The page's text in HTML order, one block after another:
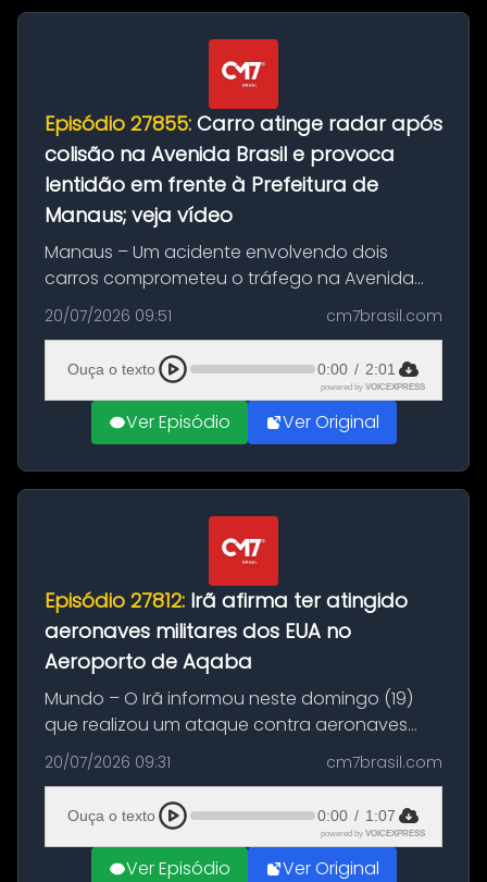
Episódio 27855: Carro atinge radar após
colisão na Avenida Brasil e provoca
lentidão em frente à Prefeitura de
Manaus; veja vídeo
Manaus – Um acidente envolvendo dois
carros comprometeu o tráfego na Avenida
Brasil durante a manhã desta segunda-feira
(20), em frente ao complexo da Prefeitura de
Manaus, na Zona Oeste. A batida ter...
20/07/2026 09:51 cm7brasil.com
Ouça o texto 0:00 / 2:01
powered by VOICEXPRESS
Ver Episódio Ver Original
Episódio 27812: Irã afirma ter atingido
aeronaves militares dos EUA no
Aeroporto de Aqaba
Mundo – O Irã informou neste domingo (19)
que realizou um ataque contra aeronaves
militares dos Estados Unidos estacionadas no
Aeroporto de Aqaba, na Jordânia, durante a
21ª fase da Operação Nasr 2. A...
20/07/2026 09:31 cm7brasil.com
Ouça o texto 0:00 / 1:07
powered by VOICEXPRESS
Ver Episódio Ver Original